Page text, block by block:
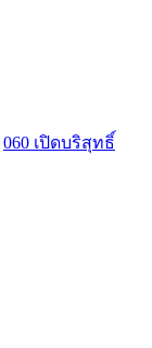
060 เปิดบริสุทธิ์